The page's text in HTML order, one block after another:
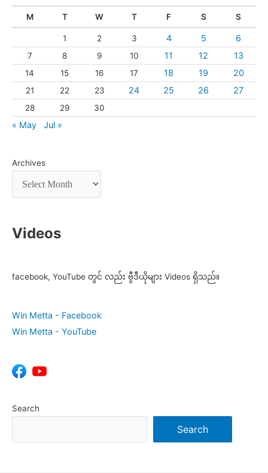
M T W T F S S
1 2 3 4 5 6
7 8 9 10 11 12 13
14 15 16 17 18 19 20
21 22 23 24 25 26 27
28 29 30
« May Jul »
Archives
Videos
facebook, YouTube တွင် လည်း ဗွီဒီယိုများ Videos ရှိသည်။
Win Metta - Facebook
Win Metta - YouTube
Search
Search